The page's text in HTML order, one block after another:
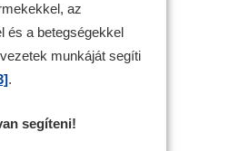
az
és a betegségekkel
munkáját segíti
.
segíteni!